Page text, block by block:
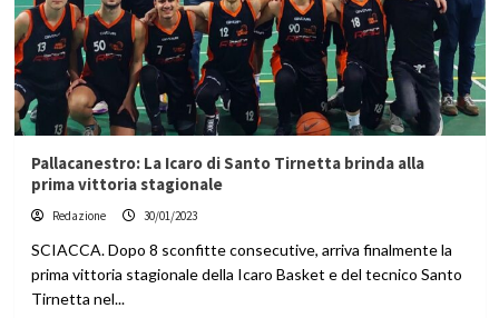
Pallacanestro: La Icaro di Santo Tirnetta brinda alla
prima vittoria stagionale
Redazione 30/01/2023
SCIACCA. Dopo 8 sconfitte consecutive, arriva finalmente la
prima vittoria stagionale della Icaro Basket e del tecnico Santo
Tirnetta nel...